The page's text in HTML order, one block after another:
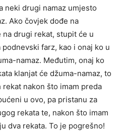
neki drugi namaz umjesto
Ako čovjek dođe na
drugi rekat, stupit će u
farz, kao i onaj ko u
namaz. Međutim, onaj ko
klanjat će džuma-namaz, to
nakon što imam preda
u ovo, pa pristanu za
rekata te, nakon što imam
dva rekata. To je pogrešno!